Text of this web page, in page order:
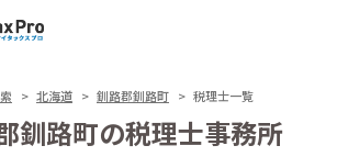
北海道 釧路郡釧路町 税理士一覧
釧路町の税理士事務所